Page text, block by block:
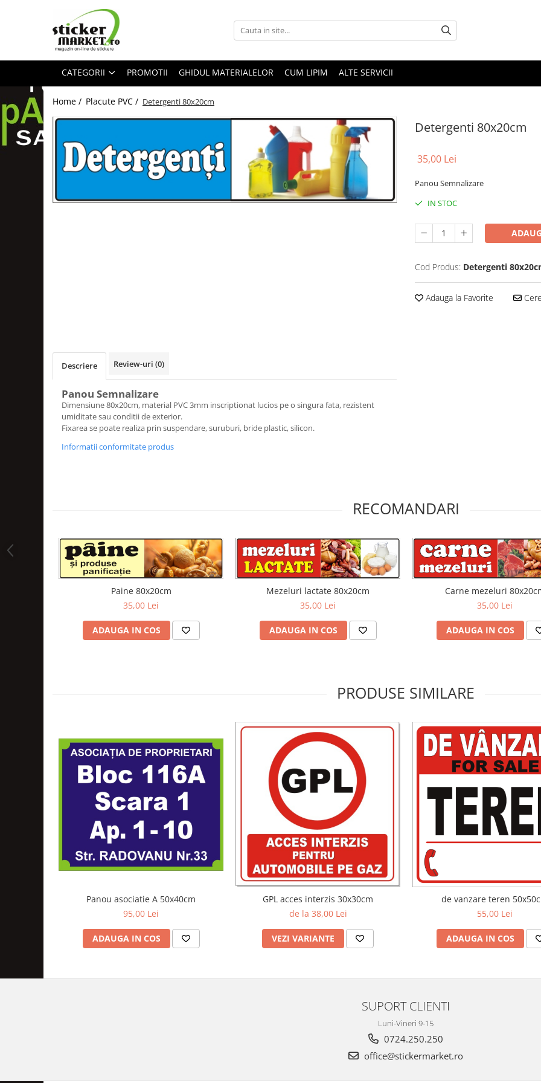
Categorii
Bannere
Placute
Stickere
Stickere Atentionare
Stickere PSI
Obligatii generale
Stickere automate cafea
CATEGORII PROMOTII GHIDUL MATERIALELOR CUM LIPIM ALTE SERVICII
Home / Placute PVC / Detergenti 80x20cm
Detergenti 80x20cm
35,00 Lei
Panou Semnalizare
IN STOC
Cod Produs: Detergenti
Adauga la Favorite
Descriere Review-uri (0)
Panou Semnalizare
Dimensiune 80x20cm, material PVC 3mm inscriptionat lucios pe o singura fata, rezistent
umiditate sau conditii de exterior.
Fixarea se poate realiza prin suspendare, suruburi, bride plastic, silicon.
Informatii conformitate produs
RECOMANDARI
Paine 80x20cm
35,00 Lei
ADAUGA IN COS
Mezeluri lactate 80x20cm
35,00 Lei
ADAUGA IN COS
Carne mezeluri
35,00 Lei
ADAUGA IN COS
PRODUSE SIMILARE
Panou asociatie A 50x40cm
95,00 Lei
ADAUGA IN COS
GPL acces interzis 30x30cm
de la 38,00 Lei
VEZI VARIANTE
de vanzare teren
55,00 Lei
ADAUGA IN COS
SUPORT CLIENTI
Luni-Vineri 9-15
0724.250.250
office@stickermarket.ro